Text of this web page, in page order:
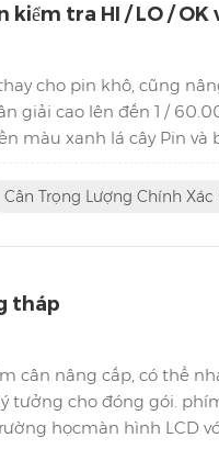
kiểm tra HI / LO /
cho pin khô, cũng
giải cao lên đến 1 /
màu xanh lá cây Pin và
Cân Trọng Lượng Chính Xác
tháp
cân nâng cấp, có thể
tưởng cho đóng gói.
họcmàn hình LCD